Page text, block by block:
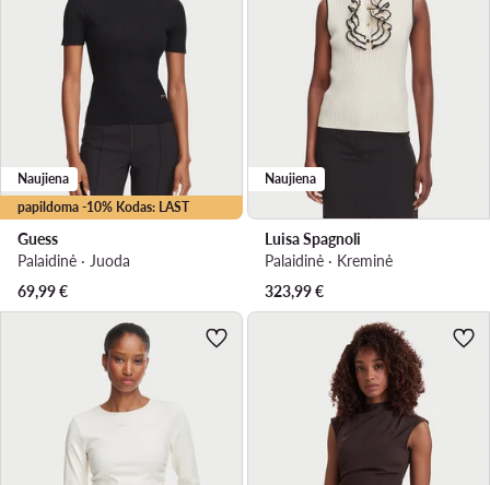
papildoma -10% Kodas: LAST
Naujiena
Guess
Palaidinė · Juoda
69,99€
Naujiena
Luisa Spagnoli
Palaidinė · Kreminė
323,99€